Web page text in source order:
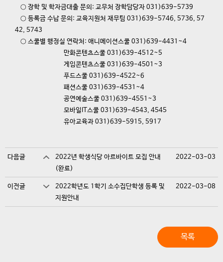
○ 장학 및 학자금대출 문의: 교무처 장학담당자 031)639-5739
○ 등록금 수납 문의: 교육지원처 재무팀 031)639-5746, 5736, 57
42, 5743
○ 스쿨별 행정실 연락처: 애니메이션스쿨 031)639-4431~4
만화콘텐츠스쿨 031)639-4512~5
게임콘텐츠스쿨 031)639-4501~3
푸드스쿨 031)639-4522~6
패션스쿨 031)639-4531~4
공연예술스쿨 031)639-4551~3
모바일IT스쿨 031)639-4543, 4545
유아교육과 031)639-5915, 5917
다음글
2022년 학생식당 아르바이트 모집 안내
(완료)
2022-03-03
이전글
2022학년도 1학기 소수집단학생 등록 및
지원안내
2022-03-08
목록